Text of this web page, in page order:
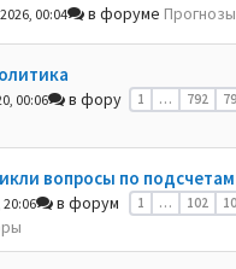
00:04 в форуме
1 … 792
00:06
в фору
вопросы по
1 … 102
20:06
в форум